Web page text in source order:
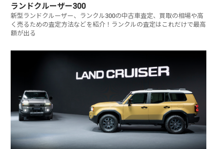
ランドクルーザー300
新型ランドクルーザー、ランクル300の中古車査定、買取の相場や高
く売るための査定方法などを紹介！ランクルの査定はこれだけで最高
額が出る